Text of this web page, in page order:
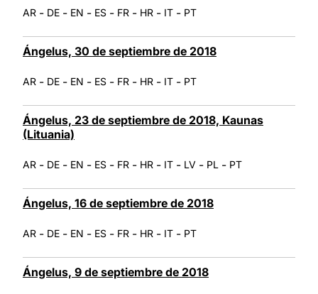
AR - DE - EN - ES - FR - HR - IT - PT
Ángelus, 30 de septiembre de 2018
AR - DE - EN - ES - FR - HR - IT - PT
Ángelus, 23 de septiembre de 2018, Kaunas
(Lituania)
AR - DE - EN - ES - FR - HR - IT - LV - PL - PT
Ángelus, 16 de septiembre de 2018
AR - DE - EN - ES - FR - HR - IT - PT
Ángelus, 9 de septiembre de 2018